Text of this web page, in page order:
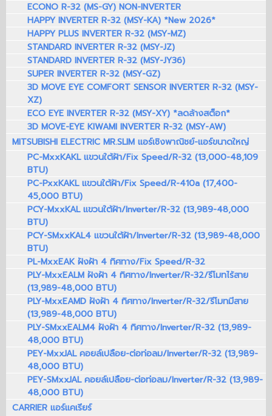
ECONO R-32 (MS-GY) NON-INVERTER
HAPPY INVERTER R-32 (MSY-KA) *New 2026*
HAPPY PLUS INVERTER R-32 (MSY-MZ)
STANDARD INVERTER R-32 (MSY-JZ)
STANDARD INVERTER R-32 (MSY-JY36)
SUPER INVERTER R-32 (MSY-GZ)
3D MOVE EYE COMFORT SENSOR INVERTER R-32 (MSY-
XZ)
ECO EYE INVERTER R-32 (MSY-XY) *ลดล้างสต็อก*
3D MOVE-EYE KIWAMI INVERTER R-32 (MSY-AW)
MITSUBISHI ELECTRIC MR.SLIM แอร์เชิงพาณิชย์-แอร์ขนาดใหญ่
PC-MxxKAKL แขวนใต้ฝ้า/Fix Speed/R-32 (13,000-48,109
BTU)
PC-PxxKAKL แขวนใต้ฝ้า/Fix Speed/R-410a (17,400-
45,000 BTU)
PCY-MxxKAL แขวนใต้ฝ้า/Inverter/R-32 (13,989-48,000
BTU)
PCY-SMxxKAL4 แขวนใต้ฝ้า/Inverter/R-32 (13,989-48,000
BTU)
PL-MxxEAK ฝังฝ้า 4 ทิศทาง/Fix Speed/R-32
PLY-MxxEALM ฝังฝ้า 4 ทิศทาง/Inverter/R-32/รีโมทไร้สาย
(13,989-48,000 BTU)
PLY-MxxEAMD ฝังฝ้า 4 ทิศทาง/Inverter/R-32/รีโมทมีสาย
(13,989-48,000 BTU)
PLY-SMxxEALM4 ฝังฝ้า 4 ทิศทาง/Inverter/R-32 (13,989-
48,000 BTU)
PEY-MxxJAL คอยล์เปลือย-ต่อท่อลม/Inverter/R-32 (13,989-
48,000 BTU)
PEY-SMxxJAL คอยล์เปลือย-ต่อท่อลม/Inverter/R-32 (13,989-
48,000 BTU)
CARRIER แอร์แคเรียร์